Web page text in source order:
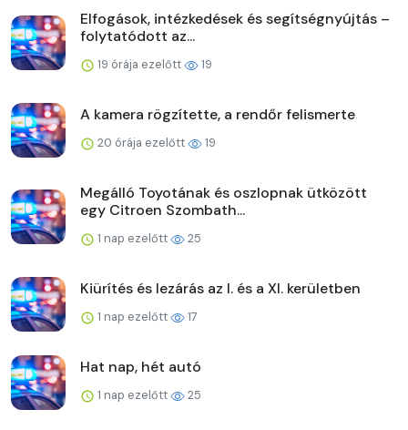
Elfogások, intézkedések és segítségnyújtás –
folytatódott az...
19 órája ezelőtt 19
A kamera rögzítette, a rendőr felismerte
20 órája ezelőtt 19
Megálló Toyotának és oszlopnak ütközött
egy Citroen Szombath...
1 nap ezelőtt 25
Kiürítés és lezárás az I. és a XI. kerületben
1 nap ezelőtt 17
Hat nap, hét autó
1 nap ezelőtt 25